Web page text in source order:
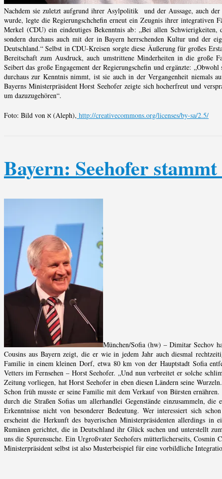
Nachdem sie zuletzt aufgrund ihrer Asylpolitik und der Aussage, auch
wurde, legte die Regierungschchefin erneut ein Zeugnis ihrer integrativen
Merkel (CDU) ein eindeutiges Bekenntnis ab: „Bei allen
sondern durchaus auch mit der in Bayern herrschenden Kultur und der
Deutschland.“ Selbst in CDU-Kreisen sorgte diese Äußerung für großes
Bereitschaft zum Ausdruck, auch umstrittene Minderheiten in die große
Seibert das große Engagement der Regierungschefin und ergänzte:
durchaus zur Kenntnis nimmt, ist sie auch in der Vergangenheit niemals
Bayerns Ministerpräsident Horst Seehofer zeigte sich hocherfreut und
um dazuzugehören“.
Foto: Bild von א (Aleph), http://creativecommons.org/licenses/by-sa/2.5/
Bayern: Seehofer
München/Sofia (hw) – Dimitar Sechov
Cousins aus Bayern zeigt, die er wie in jedem Jahr auch diesmal
Familie in einem kleinen Dorf, etwa 80 km von der Hauptstadt Sofia
Vetters im Fernsehen – Horst Seehofer. „Und nun verbreitet er solche
Zeitung vorliegen, hat Horst Seehofer in eben diesen Ländern seine
Schon früh musste er seine Familie mit dem Verkauf von Bürsten
durch die Straßen Sofias um allerhandlei Gegenstände einzusammeln,
Erkenntnisse nicht von besonderer Bedeutung. Wer interessiert sich
erscheint die Herkunft des bayerischen Ministerpräsidenten allerdings
Rumänen gerichtet, die in Deutschland ihr Glück suchen und unterstellt
uns die Spurensuche. Ein Urgroßvater Seehofers mütterlicherseits, Cosmin
Ministerpräsident selbst ist also Musterbeispiel für eine vorbildliche